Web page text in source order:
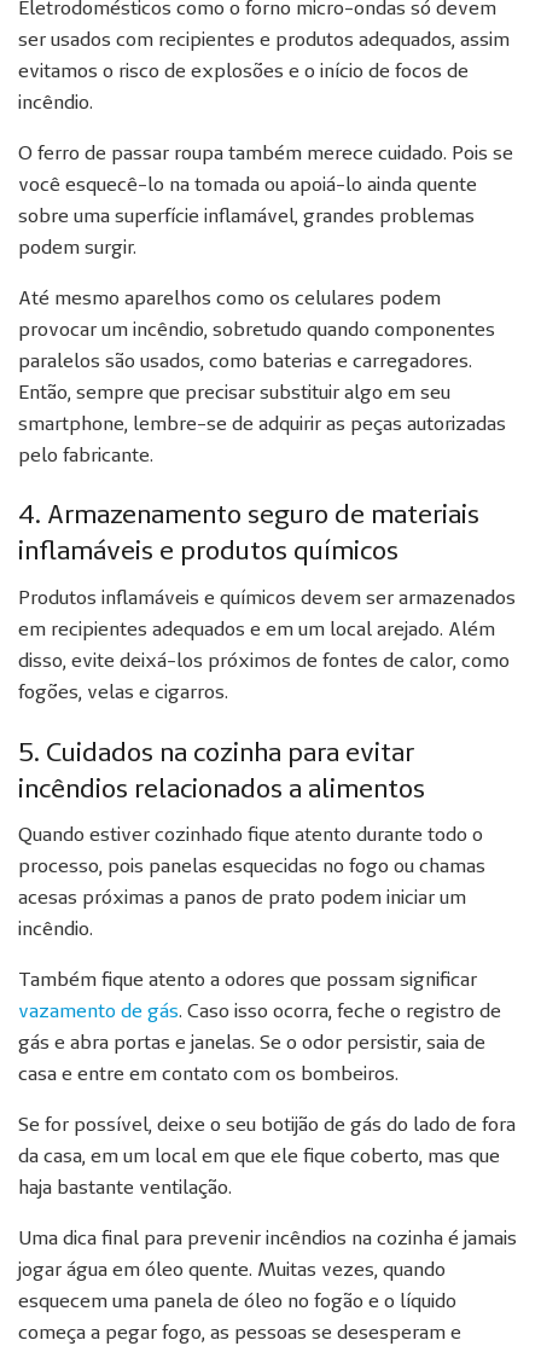
Eletrodomésticos como o forno micro-ondas só devem
ser usados com recipientes e produtos adequados, assim
evitamos o risco de explosões e o início de focos de
incêndio.
O ferro de passar roupa também merece cuidado. Pois se
você esquecê-lo na tomada ou apoiá-lo ainda quente
sobre uma superfície inflamável, grandes problemas
podem surgir.
Até mesmo aparelhos como os celulares podem
provocar um incêndio, sobretudo quando componentes
paralelos são usados, como baterias e carregadores.
Então, sempre que precisar substituir algo em seu
smartphone, lembre-se de adquirir as peças autorizadas
pelo fabricante.
4. Armazenamento seguro de materiais
inflamáveis e produtos químicos
Produtos inflamáveis e químicos devem ser armazenados
em recipientes adequados e em um local arejado. Além
disso, evite deixá-los próximos de fontes de calor, como
fogões, velas e cigarros.
5. Cuidados na cozinha para evitar
incêndios relacionados a alimentos
Quando estiver cozinhado fique atento durante todo o
processo, pois panelas esquecidas no fogo ou chamas
acesas próximas a panos de prato podem iniciar um
incêndio.
Também fique atento a odores que possam significar
vazamento de gás. Caso isso ocorra, feche o registro de
gás e abra portas e janelas. Se o odor persistir, saia de
casa e entre em contato com os bombeiros.
Se for possível, deixe o seu botijão de gás do lado de fora
da casa, em um local em que ele fique coberto, mas que
haja bastante ventilação.
Uma dica final para prevenir incêndios na cozinha é jamais
jogar água em óleo quente. Muitas vezes, quando
esquecem uma panela de óleo no fogão e o líquido
começa a pegar fogo, as pessoas se desesperam e